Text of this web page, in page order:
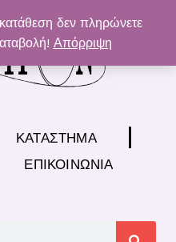
δεν πληρώνετε
Απόρριψη
ΚΑΤΆΣΤΗΜΑ
ΕΠΙΚΟΙΝΩΝΊΑ